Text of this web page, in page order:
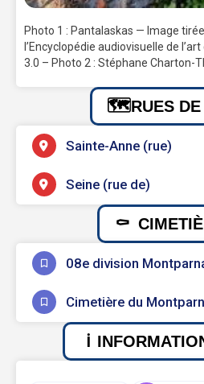
Photo 1 : Pantalaskas — Image
l’Encyclopédie audiovisuelle de
3.0 – Photo 2 : Stéphane Charton-
RUES
Sainte-Anne (rue)
Seine (rue de)
08e division
Cimetière du